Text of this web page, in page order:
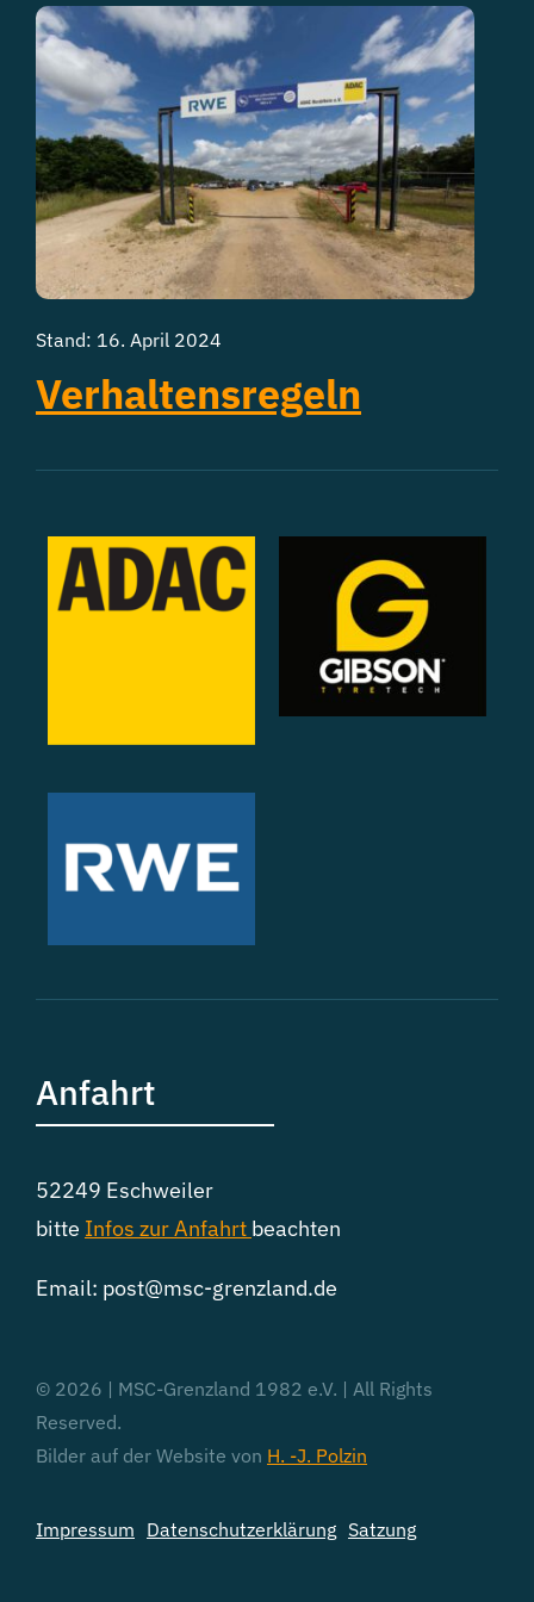
Stand: 16. April 2024
Verhaltensregeln
Anfahrt
52249 Eschweiler
bitte Infos zurAnfahrt beachten
Email: post@msc-grenzland.de
© 2026 | MSC-Grenzland 1982 e.V. | All Rights
Reserved.
Bilder auf der Website von H. -J. Polzin
Impressum Datenschutzerklärung Satzung